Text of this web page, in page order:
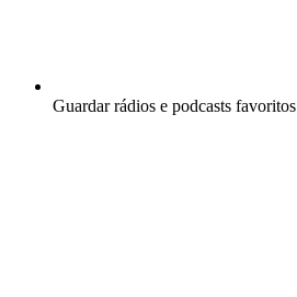
Guardar rádios e podcasts favoritos